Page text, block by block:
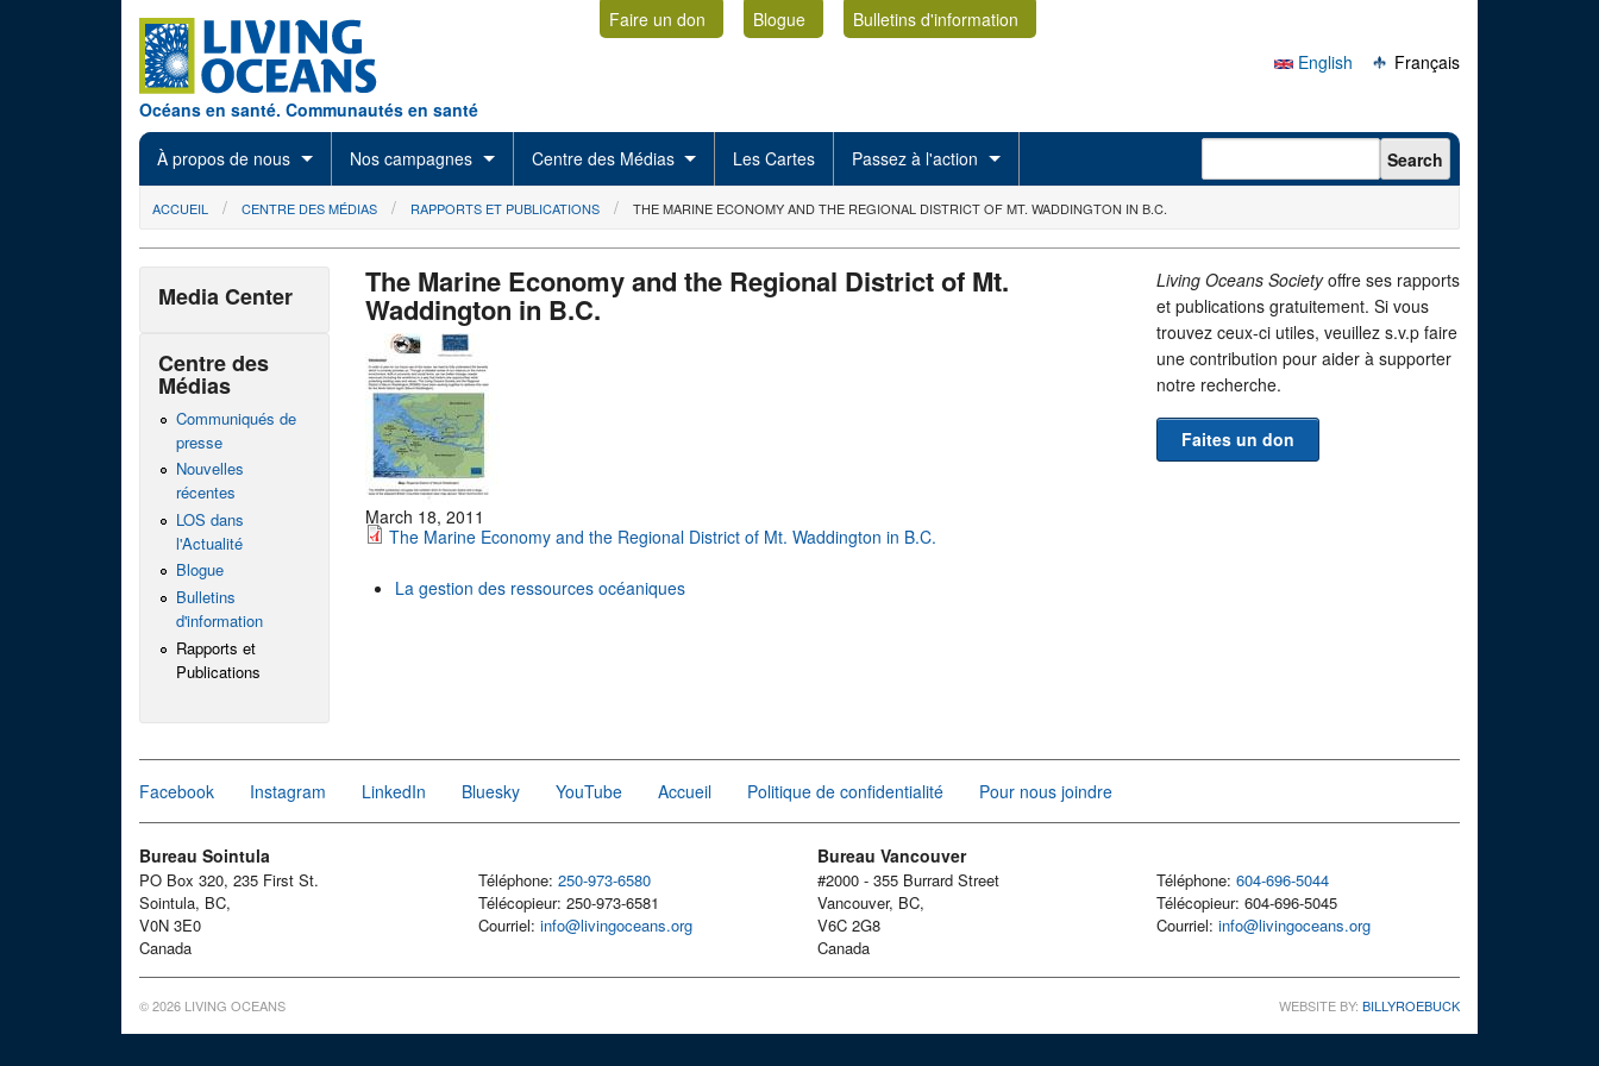
Océans en santé. Communautés en santé
Faire un don Blogue
Bulletins d'information
English
Français
À propos de nous Nos campagnes Centre des Médias Les Cartes Passez à l'action Search form Search
You are here
ACCUEIL CENTRE DES MÉDIAS RAPPORTS ET PUBLICATIONS THE MARINE ECONOMY AND THE REGIONAL DISTRICT OF MT. WADDINGTON IN B.C.
The Marine Economy and the Regional District of Mt.
Waddington in B.C.
March 18, 2011
The Marine Economy and the Regional District of Mt. Waddington in B.C.
La gestion des ressources océaniques
Media Center
Centre des
Médias
Communiqués de
presse
Nouvelles
récentes
LOS dans
l'Actualité
Blogue
Bulletins
d'information
Rapports et
Publications
Living Oceans Societyoffre ses rapports
et publications gratuitement. Si vous
trouvez ceux-ci utiles, veuillez s.v.p faire
une contribution pour aider à supporter
notre recherche.
Faites un don
Facebook Instagram LinkedIn Bluesky YouTube Accueil Politique de confidentialité Pour nous joindre
Bureau Sointula
PO Box 320, 235 First St.
Sointula, BC,
V0N 3E0
Canada
Téléphone: 250-973-6580
Télécopieur: 250-973-6581
Courriel: info@livingoceans.org
Bureau Vancouver
#2000 - 355 Burrard Street
Vancouver, BC,
V6C 2G8
Canada
Téléphone: 604-696-5044
Télécopieur: 604-696-5045
Courriel: info@livingoceans.org
© 2026 LIVING OCEANS WEBSITE BY: BILLYROEBUCK